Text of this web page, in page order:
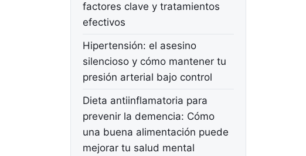
factores clave y tratamientos
efectivos
Hipertensión: el asesino
silencioso y cómo mantener tu
presión arterial bajo control
Dieta antiinflamatoria para
prevenir la demencia: Cómo
una buena alimentación puede
mejorar tu salud mental